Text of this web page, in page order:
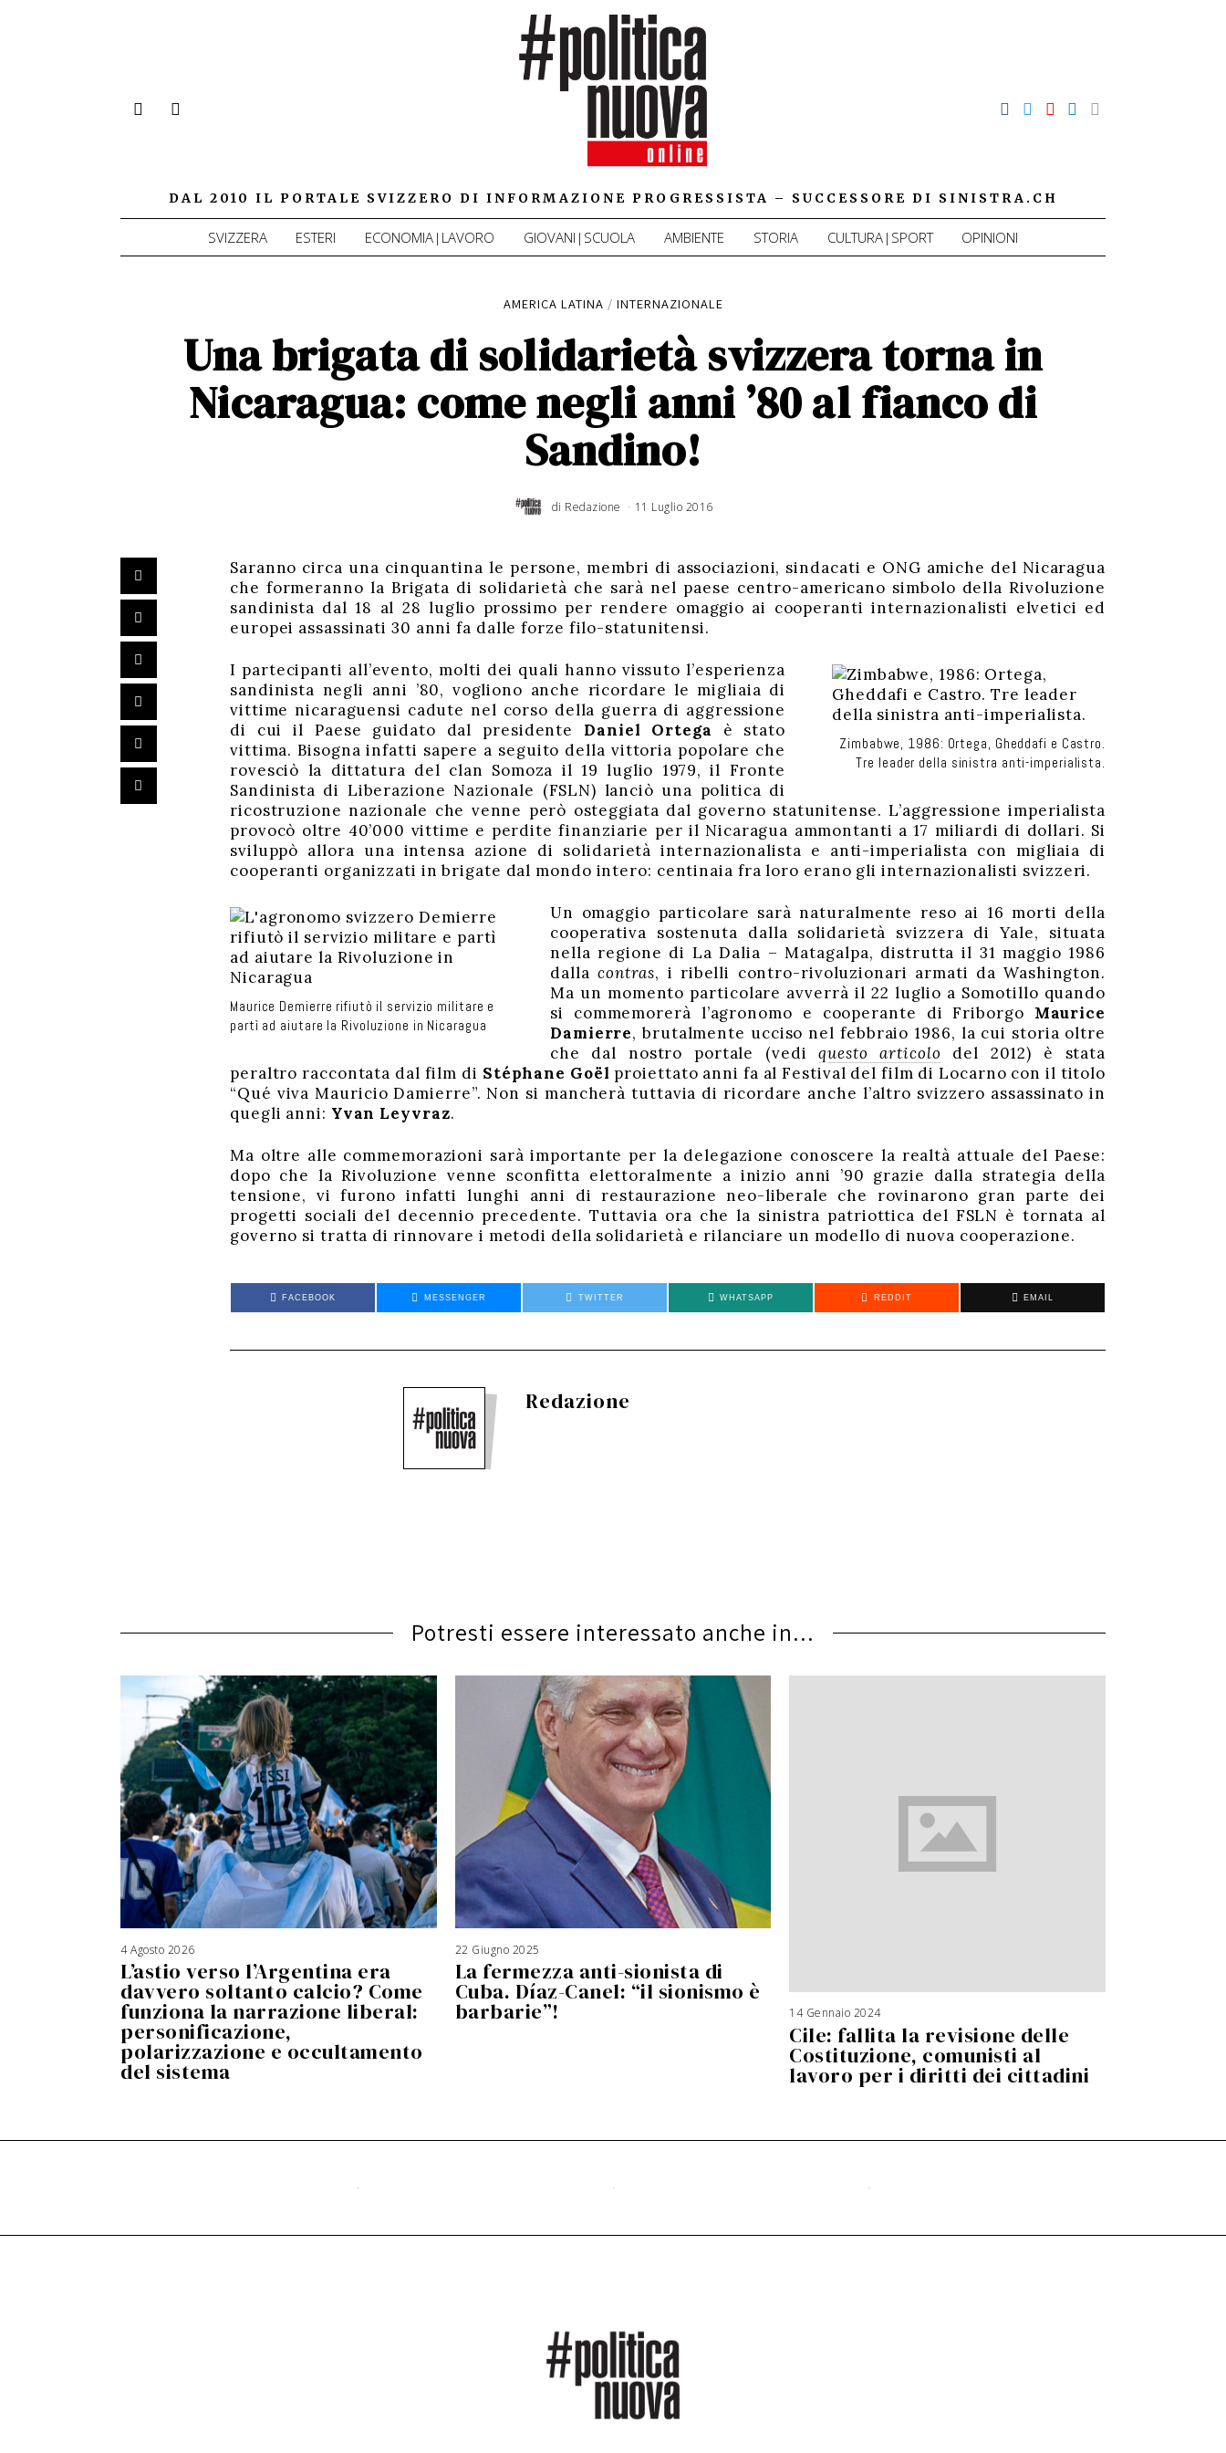
DAL 2010 IL PORTALE SVIZZERO DI INFORMAZIONE PROGRESSISTA – SUCCESSORE DI SINISTRA.CH
SVIZZERA ESTERI ECONOMIA|LAVORO GIOVANI|SCUOLA AMBIENTE STORIA CULTURA|SPORT OPINIONI
AMERICA LATINA / INTERNAZIONALE
Una brigata di solidarietà svizzera torna in
Nicaragua: come negli anni ’80 al fianco di
Sandino!
di Redazione 11 Luglio 2016
o
2
1
6
Saranno circa una cinquantina le persone, membri di associazioni, sindacati e ONG amiche del Nicaragua
che formeranno la Brigata di solidarietà che sarà nel paese centro-americano simbolo della Rivoluzione
sandinista dal 18 al 28 luglio prossimo per rendere omaggio ai cooperanti internazionalisti elvetici ed
europei assassinati 30 anni fa dalle forze filo-statunitensi.
Zimbabwe, 1986: Ortega, Gheddafi e Castro.
Tre leader della sinistra anti-imperialista.
I partecipanti all’evento, molti dei quali hanno vissuto l’esperienza
sandinista negli anni ’80, vogliono anche ricordare le migliaia di
vittime nicaraguensi cadute nel corso della guerra di aggressione
di cui il Paese guidato dal presidente Daniel Ortega è stato
vittima. Bisogna infatti sapere a seguito della vittoria popolare che
rovesciò la dittatura del clan Somoza il 19 luglio 1979, il Fronte
Sandinista di Liberazione Nazionale (FSLN) lanciò una politica di
ricostruzione nazionale che venne però osteggiata dal governo statunitense. L’aggressione imperialista
provocò oltre 40’000 vittime e perdite finanziarie per il Nicaragua ammontanti a 17 miliardi di dollari. Si
sviluppò allora una intensa azione di solidarietà internazionalista e anti-imperialista con migliaia di
cooperanti organizzati in brigate dal mondo intero: centinaia fra loro erano gli internazionalisti svizzeri.
Maurice Demierre rifiutò il servizio militare e
partì ad aiutare la Rivoluzione in Nicaragua
Un omaggio particolare sarà naturalmente reso ai 16 morti della
cooperativa sostenuta dalla solidarietà svizzera di Yale, situata
nella regione di La Dalia – Matagalpa, distrutta il 31 maggio 1986
dalla contras, i ribelli contro-rivoluzionari armati da Washington.
Ma un momento particolare avverrà il 22 luglio a Somotillo quando
si commemorerà l’agronomo e cooperante di Friborgo Maurice
Damierre, brutalmente ucciso nel febbraio 1986, la cui storia oltre
che dal nostro portale (vediquesto articolo del 2012) è stata
peraltro raccontata dal film di Stéphane Goël proiettato anni fa al Festival del film di Locarno con il titolo
“Qué viva Mauricio Damierre”. Non si mancherà tuttavia di ricordare anche l’altro svizzero assassinato in
quegli anni: Yvan Leyvraz.
Ma oltre alle commemorazioni sarà importante per la delegazione conoscere la realtà attuale del Paese:
dopo che la Rivoluzione venne sconfitta elettoralmente a inizio anni ’90 grazie dalla strategia della
tensione, vi furono infatti lunghi anni di restaurazione neo-liberale che rovinarono gran parte dei
progetti sociali del decennio precedente. Tuttavia ora che la sinistra patriottica del FSLN è tornata al
governo si tratta di rinnovare i metodi della solidarietà e rilanciare un modello di nuova cooperazione.
FACEBOOK MESSENGER TWITTER WHATSAPP REDDIT EMAIL
Redazione
Potresti essere interessato anche in...
4 Agosto 2026
g
o
s
t
o
2
0
2
6
L’astio verso l’Argentina era
davvero soltanto calcio? Come
funziona la narrazione liberal:
personificazione,
polarizzazione e occultamento
del sistema
22 Giugno 2025
M
a
g
g
i
o
2
La fermezza anti-sionista di
Cuba. Díaz-Canel: “il sionismo è
barbarie”! 14 Gennaio 2024
Cile: fallita la revisione delle
Costituzione, comunisti al
lavoro per i diritti dei cittadini